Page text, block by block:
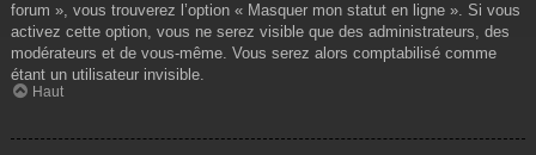
forum », vous trouverez l’option « Masquer mon statut en ligne ». Si vous
activez cette option, vous ne serez visible que des administrateurs, des
modérateurs et de vous-même. Vous serez alors comptabilisé comme
étant un utilisateur invisible.
Haut